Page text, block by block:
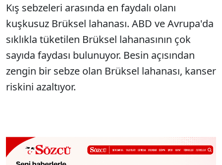
Kış sebzeleri arasında en faydalı olanı
kuşkusuz Brüksel lahanası. ABD ve Avrupa'da
sıklıkla tüketilen Brüksel lahanasının çok
sayıda faydası bulunuyor. Besin açısından
zengin bir sebze olan Brüksel lahanası, kanser
riskini azaltıyor.